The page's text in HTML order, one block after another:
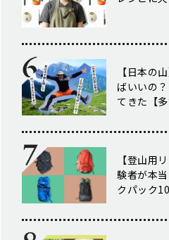
【日本の
ばいいの
てきた【多
【登山用
験者が本
クパック